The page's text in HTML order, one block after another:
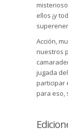
ellos ¡y
Acción,
nuestros
jugada
participar
para eso,